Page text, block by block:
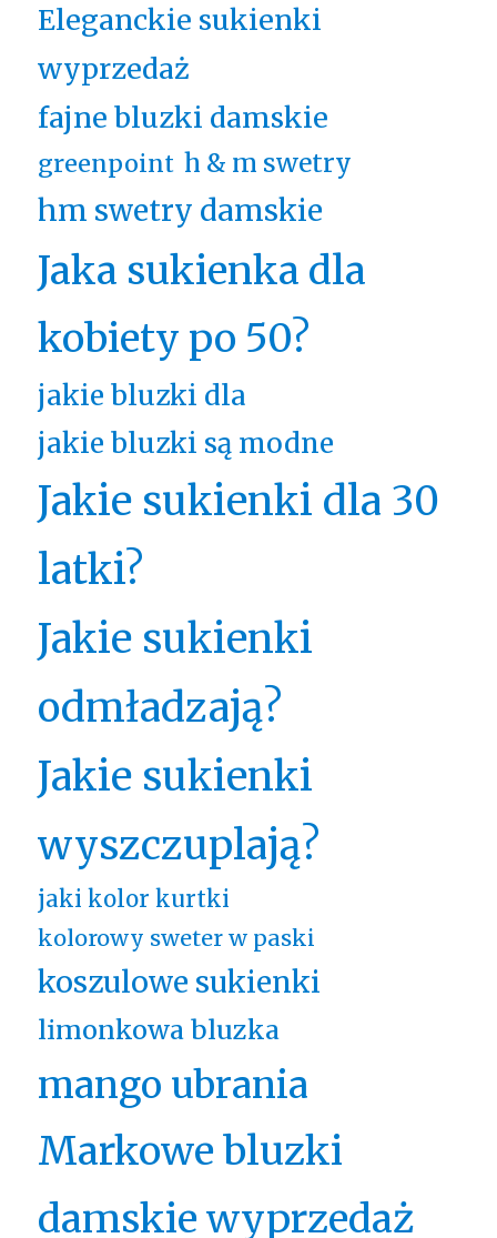
Eleganckie sukienki
wyprzedaż
fajne bluzki damskie
greenpoint h & m swetry
hm swetry damskie
Jaka sukienka dla
kobiety po 50?
jakie bluzki dla
jakie bluzki są modne
Jakie sukienki dla 30
latki?
Jakie sukienki
odmładzają?
Jakie sukienki
wyszczuplają?
jaki kolor kurtki
kolorowy sweter w paski
koszulowe sukienki
limonkowa bluzka
mango ubrania
Markowe bluzki
damskie wyprzedaż